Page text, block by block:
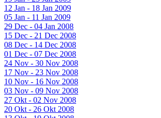
12 Jan - 18 Jan 2009
05 Jan - 11 Jan 2009
29 Dec - 04 Jan 2008
15 Dec - 21 Dec 2008
08 Dec - 14 Dec 2008
01 Dec - 07 Dec 2008
24 Nov - 30 Nov 2008
17 Nov - 23 Nov 2008
10 Nov - 16 Nov 2008
03 Nov - 09 Nov 2008
27 Okt - 02 Nov 2008
20 Okt - 26 Okt 2008